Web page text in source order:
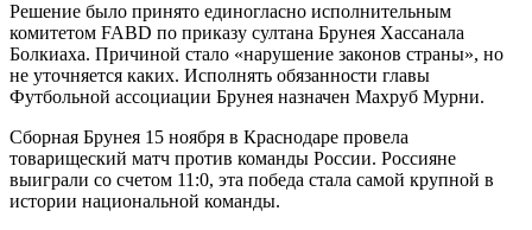
Решение было принято единогласно исполнительным
комитетом FABD по приказу султана Брунея Хассанала
Болкиаха. Причиной стало «нарушение законов страны», но
не уточняется каких. Исполнять обязанности главы
Футбольной ассоциации Брунея назначен Махруб Мурни.
Сборная Брунея 15 ноября в Краснодаре провела
товарищеский матч против команды России. Россияне
выиграли со счетом 11:0, эта победа стала самой крупной в
истории национальной команды.